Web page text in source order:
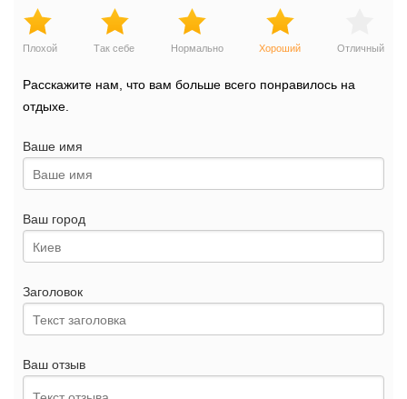
Плохой Так себе Нормально Хороший Отличный
Расскажите нам, что вам больше всего понравилось на
отдыхе.
Ваше имя
Ваш город
Заголовок
Ваш отзыв